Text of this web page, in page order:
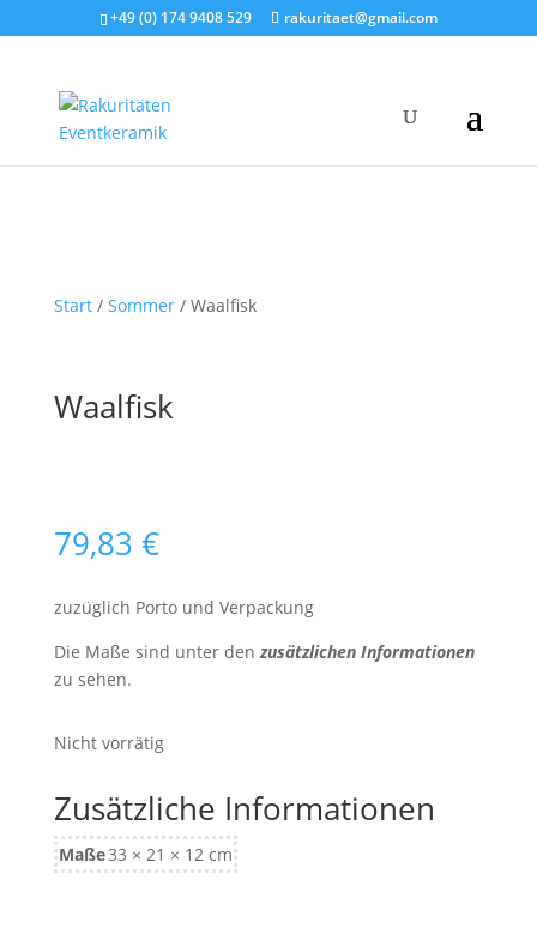
+49 (0) 174 9408 529 rakuritaet@gmail.com
Start/ Sommer/ Waalfisk
Waalfisk
79,83 €
zuzüglich Porto und Verpackung
Die Maße sind unter denzusätzlichen Informationen
zu sehen.
Nicht vorrätig
Zusätzliche Informationen
Maße33 × 21 × 12 cm